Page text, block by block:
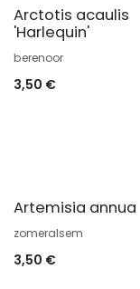
Arctotis acaulis
'Harlequin'
berenoor
3,50 €
Artemisia annua
zomeralsem
3,50 €